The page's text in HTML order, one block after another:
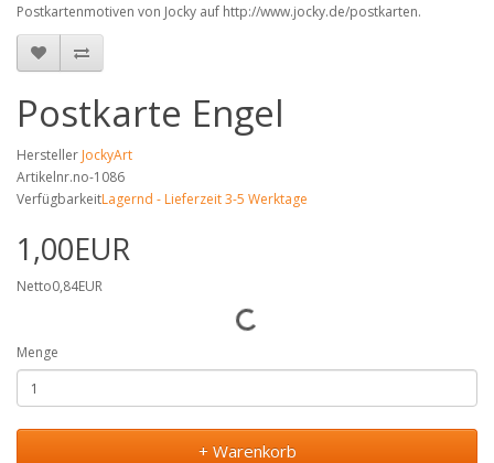
Postkartenmotiven von Jocky auf http://www.jocky.de/postkarten.
Postkarte Engel
Hersteller JockyArt
Artikelnr.no-1086
VerfügbarkeitLagernd - Lieferzeit 3-5 Werktage
1,00EUR
Netto0,84EUR
Menge
+ Warenkorb